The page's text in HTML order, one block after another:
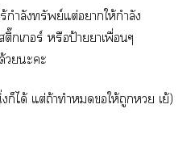
ำลังทรัพย์แต่าให้กำลัง
กเอร์ หรือป้ายาเพื่อนๆ
วยะะ
งก็ได้ แต่ถ้าทำให้ถูก เย้)